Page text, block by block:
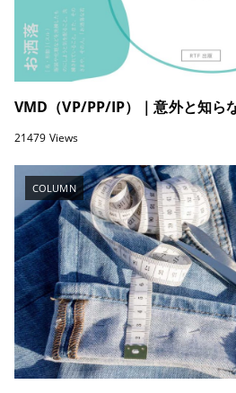
VMD（VP/PP/IP）｜意外と知ら
21479 Views
COLUMN